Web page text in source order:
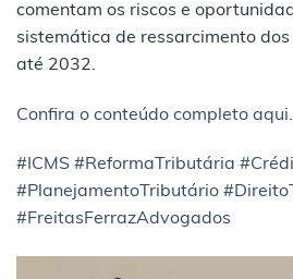
comentam os riscos e
sistemática de ressarcimento
até 2032.
Confira o conteúdo completo aqui.
#ICMS #ReformaTributária
#PlanejamentoTributário
#FreitasFerrazAdvogados